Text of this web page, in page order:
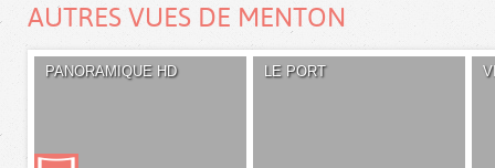
AUTRES VUES DE MENTON
PANORAMIQUE HD LE PORT